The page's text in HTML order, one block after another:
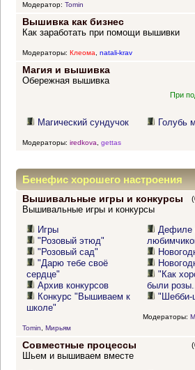
Модератор: Tomin
Вышивка как бизнес
Как заработать при помощи вышивки
Модераторы: Клеома, natali-krav
Магия и вышивка
Обережная вышивка
При
Магический сундучок Голубь
Модераторы: iredkova gettas
Бенефис хорошего настроения
Вышивальные игры и конкурсы (
Вышивальные игры и конкурсы
Игры
"Розовый этюд"
"Розовый сад"
"Дарю тебе своё
сердце"
Архив конкурсов
Конкурс "Вышиваем к
школе"
Дефиле
"Как
были
"Шебби-
Модераторы:
Tomin
Мирьям
Совместные процессы (
Шьем и вышиваем вместе